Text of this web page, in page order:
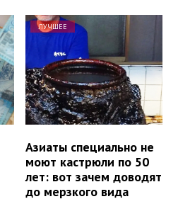
ЛУЧШЕЕ
Азиаты специально не
моют кастрюли по 50
лет: вот зачем доводят
до мерзкого вида